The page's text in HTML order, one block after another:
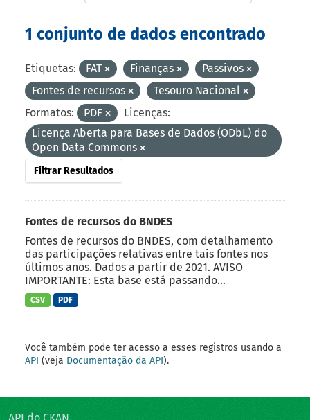
1 conjunto de dados encontrado
Etiquetas: FAT Finanças
Passivos
Fontes de recursos
Tesouro Nacional
Formatos:
PDF
Licenças:
Licença Aberta para Bases de Dados (ODbL) do
Open Data Commons
Filtrar Resultados
Fontes de recursos do BNDES
Fontes de recursos do BNDES, com detalhamento
das participações relativas entre tais fontes nos
últimos anos. Dados a partir de 2021. AVISO
IMPORTANTE: Esta base está passando...
CSV PDF
Você também pode ter acesso a esses registros usando a
API (veja Documentação da API).